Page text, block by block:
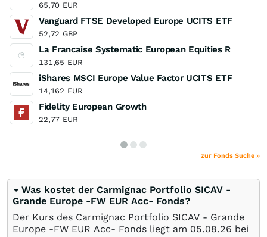
65,70 EUR
Vanguard FTSE Developed Europe UCITS ETF
52,72 GBP
La Francaise Systematic European Equities R
131,65 EUR
iShares MSCI Europe Value Factor UCITS ETF
14,162 EUR
Fidelity European Growth
22,77 EUR
zur Fonds Suche »
Was kostet der Carmignac Portfolio SICAV -
Grande Europe -FW EUR Acc- Fonds?
Der Kurs des Carmignac Portfolio SICAV - Grande
Europe -FW EUR Acc- Fonds liegt am 05.08.26 bei